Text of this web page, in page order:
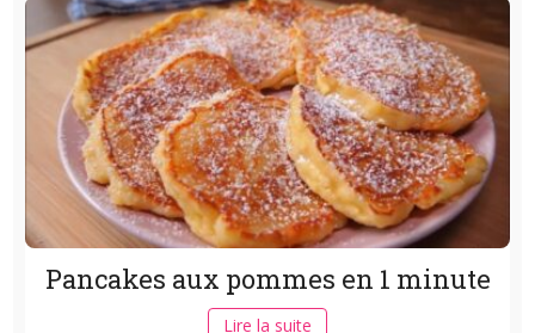
Pancakes aux pommes en 1 minute
Lire la suite